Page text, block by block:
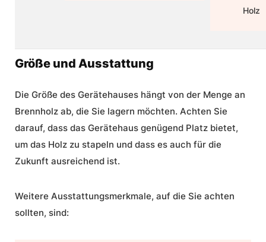
Holz
Größe und Ausstattung
Die Größe des Gerätehauses hängt von der Menge an
Brennholz ab, die Sie lagern möchten. Achten Sie
darauf, dass das Gerätehaus genügend Platz bietet,
um das Holz zu stapeln und dass es auch für die
Zukunft ausreichend ist.
Weitere Ausstattungsmerkmale, auf die Sie achten
sollten, sind: